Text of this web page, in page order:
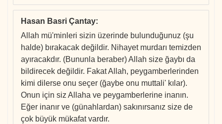
Hasan Basri Çantay:
Allah mü'minleri sizin üzerinde bulunduğunuz (şu
halde) bırakacak değildir. Nihayet murdarı temizden
ayıracakdır. (Bununla beraber) Allah size ğaybı da
bildirecek değildir. Fakat Allah, peygamberlerinden
kimi dilerse onu seçer (ğaybe onu muttali' kılar).
Onun için siz Allaha ve peygamberlerine inanın.
Eğer inanır ve (günahlardan) sakınırsanız size de
çok büyük mükafat vardır.